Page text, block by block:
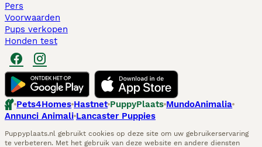
Pers
Voorwaarden
Pups verkopen
Honden test
Pets4Homes Hastnet PuppyPlaats MundoAnimalia
Annunci Animali Lancaster Puppies
Puppyplaats.nl gebruikt cookies op deze site om uw gebruikerservaring
te verbeteren. Met het gebruik van deze website en andere diensten